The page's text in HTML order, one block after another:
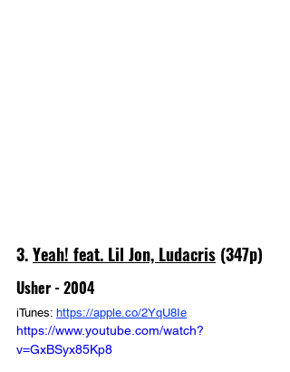
3. Yeah! feat. Lil Jon, Ludacris (347p)
Usher - 2004
iTunes: https://apple.co/2YqU8Ie
https://www.youtube.com/watch?
v=GxBSyx85Kp8